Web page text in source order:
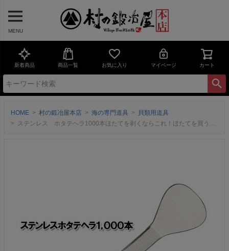
MENU
新着商品 商品一覧 お気に入り マイページ カート
HOME 村の鍛冶屋本店 海の専門道具
貝類用道具
ステンレス ホタテヘラ1000本ほたてを剥くならこれ！ほたてを買うとよく入っているやつです。【頑張って送料無料！】